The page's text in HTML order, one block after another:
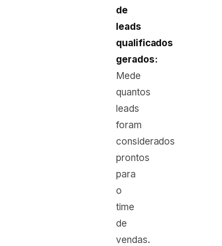
de
leads
qualificados
gerados:
Mede
quantos
leads
foram
considerados
prontos
para
o
time
de
vendas.